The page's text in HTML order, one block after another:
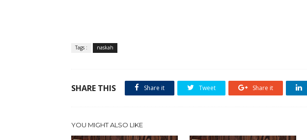
Tags : naskah
SHARE THIS Share it Tweet Share it
YOU MIGHT ALSO LIKE